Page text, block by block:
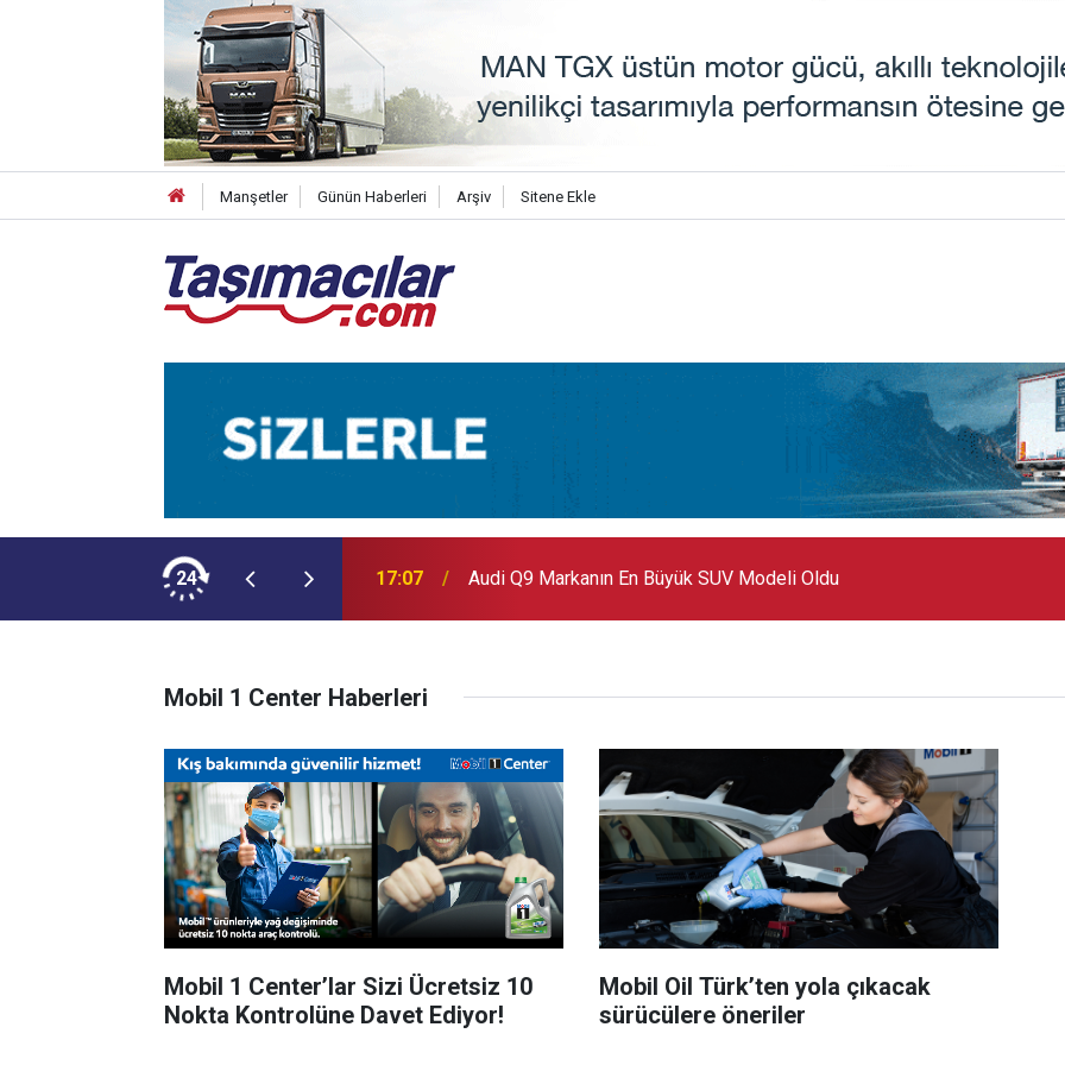
Manşetler Günün Haberleri Arşiv Sitene Ekle
24
NEOPLAN Skyliner Ekledi 17:07 Audi Q9 Markanın En Büyük SUV Modeli Oldu
Mobil 1 Center Haberleri
Mobil 1 Center’lar Sizi Ücretsiz 10
Nokta Kontrolüne Davet Ediyor!
Mobil Oil Türk’ten yola çıkacak
sürücülere öneriler